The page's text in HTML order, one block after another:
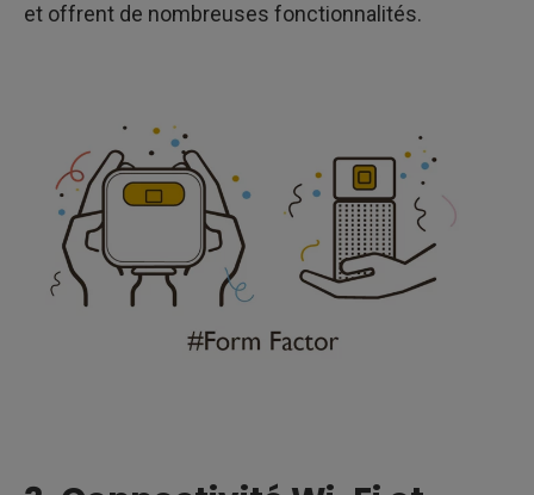
et offrent de nombreuses fonctionnalités.